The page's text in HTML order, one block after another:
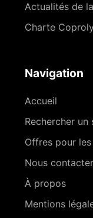
Actualités de
Charte
Navigation
Accueil
Rechercher un
Offres pour
Nous contacter
À propos
Mentions